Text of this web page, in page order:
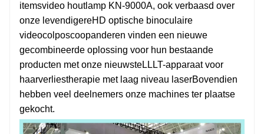
itemsvideo houtlamp KN-9000A, ook verbaasd over
onze levendigereHD optische binoculaire
videocolposcoopanderen vinden een nieuwe
gecombineerde oplossing voor hun bestaande
producten met onze nieuwsteLLLT-apparaat voor
haarverliestherapie met laag niveau laserBovendien
hebben veel deelnemers onze machines ter plaatse
gekocht.